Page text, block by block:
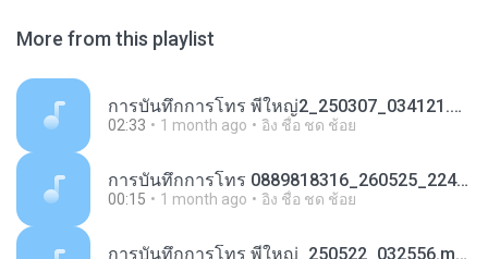
More from this playlist
การ​บันทึก​การ​โทร พี่ใหญ่2_250307_034121.m4a
02:33 1 month ago อิง ชื่อ ชด ช้อย
การ​บันทึก​การ​โทร 0889818316_260525_224515.m4a
00:15 1 month ago อิง ชื่อ ชด ช้อย
การ​บันทึก​การ​โทร พี่ใหญ่_250522_032556.m4a